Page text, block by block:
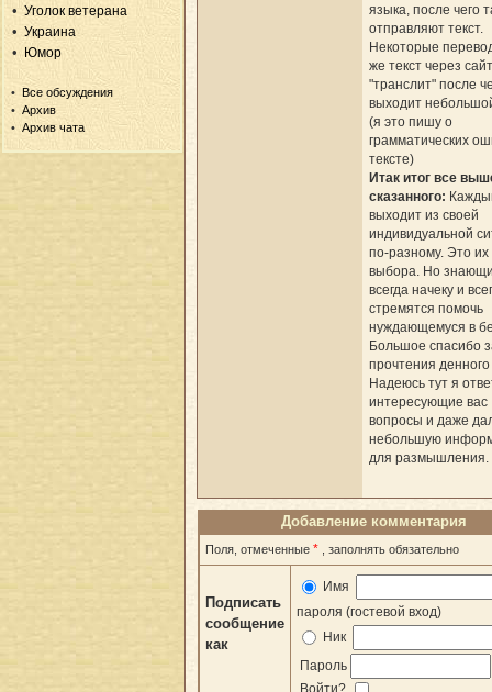
Уголок ветерана
Украина
Юмор
Все обсуждения
Архив
Архив чата
языка, после чего
отправляют текст.
Некоторые
же текст через сайт
"транслит" после
выходит
(я это пишу о
грамматических
тексте)
Итак итог все
сказанного:
выходит из своей
индивидуальной
по-разному. Это их
выбора. Но
всегда начеку и
стремятся помочь
нуждающемуся в
Большое спасибо
прочтения денного
Надеюсь тут я
интересующие вас
вопросы и даже
небольшую
для размышления.
Добавление комментария
Поля, отмеченные * , заполнять обязательно
Подписать
сообщение
как
Имя
пароля (гостевой вход)
Ник
Пароль
Войти?